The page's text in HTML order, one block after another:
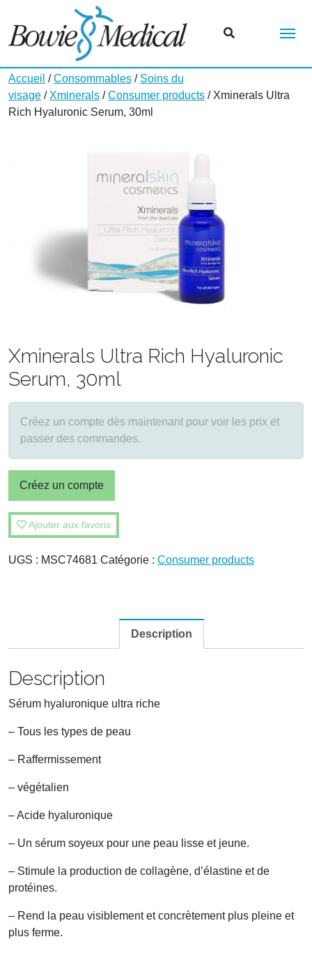
Accueil /Consommables / Soins du
visage / Xminerals /Consumer products / Xminerals Ultra
Rich Hyaluronic Serum, 30ml
Xminerals Ultra Rich Hyaluronic
Serum, 30ml
Créez un compte dès maintenant pour voir les prix et
passer des commandes.
Créez un compte
Ajouter aux favoris
UGS : MSC74681 Catégorie : Consumer products
Description
Description
Sérum hyaluronique ultra riche
– Tous les types de peau
– Raffermissement
– végétalien
– Acide hyaluronique
– Un sérum soyeux pour une peau lisse et jeune.
– Stimule la production de collagène, d’élastine et de
protéines.
– Rend la peau visiblement et concrètement plus pleine et
plus ferme.